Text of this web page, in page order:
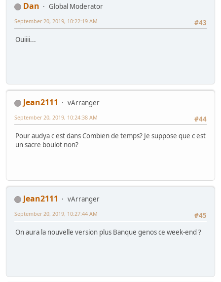
Dan
Global Moderator
#43
September 20, 2019, 10:22:19 AM
Ouiiii...
Jean2111
vArranger
#44
September 20, 2019, 10:24:38 AM
Pour audya c est dans Combien de temps? Je suppose que c est
un sacre boulot non?
Jean2111
vArranger
#45
September 20, 2019, 10:27:44 AM
On aura la nouvelle version plus Banque genos ce week-end ?